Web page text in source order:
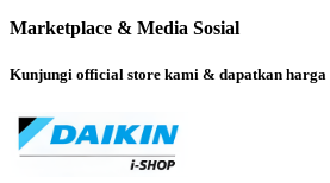
Marketplace & Media Sosial
Kunjungi official store kami & dapatkan